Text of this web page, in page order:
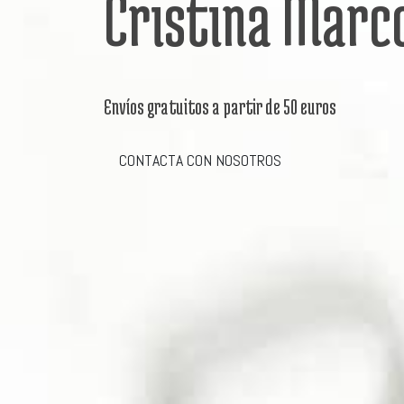
Cristina
Envíos gratuitos a partir de 50 euros
CONTACTA CON NOSOTROS